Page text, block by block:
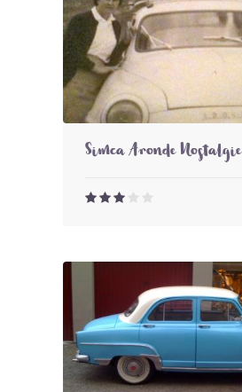
Simca Aronde Nostalgie